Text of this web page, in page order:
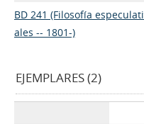
BD 241 (Filosofía
ales -- 1801-)
EJEMPLARES (2)